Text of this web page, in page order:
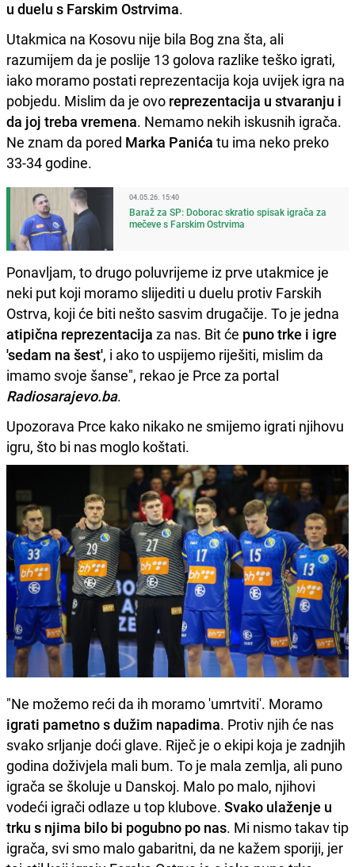
u duelu s Farskim Ostrvima.
Utakmica na Kosovu nije bila Bog zna šta, ali
razumijem da je poslije 13 golova razlike teško igrati,
iako moramo postati reprezentacija koja uvijek igra na
pobjedu. Mislim da je ovo reprezentacija u stvaranju i
da joj treba vremena. Nemamo nekih iskusnih igrača.
Ne znam da pored Marka Panića tu ima neko preko
33-34 godine.
04.05.26. 15:40
Baraž za SP: Doborac skratio spisak igrača za
mečeve s Farskim Ostrvima
Ponavljam, to drugo poluvrijeme iz prve utakmice je
neki put koji moramo slijediti u duelu protiv Farskih
Ostrva, koji će biti nešto sasvim drugačije. To je jedna
atipična reprezentacija za nas. Bit će puno trke i igre
'sedam na šest', i ako to uspijemo riješiti, mislim da
imamo svoje šanse", rekao je Prce za portal
Radiosarajevo.ba.
Upozorava Prce kako nikako ne smijemo igrati njihovu
igru, što bi nas moglo koštati.
"Ne možemo reći da ih moramo 'umrtviti'. Moramo
igrati pametno s dužim napadima. Protiv njih će nas
svako srljanje doći glave. Riječ je o ekipi koja je zadnjih
godina doživjela mali bum. To je mala zemlja, ali puno
igrača se školuje u Danskoj. Malo po malo, njihovi
vodeći igrači odlaze u top klubove. Svako ulaženje u
trku s njima bilo bi pogubno po nas. Mi nismo takav tip
igrača, svi smo malo gabaritni, da ne kažem sporiji, jer